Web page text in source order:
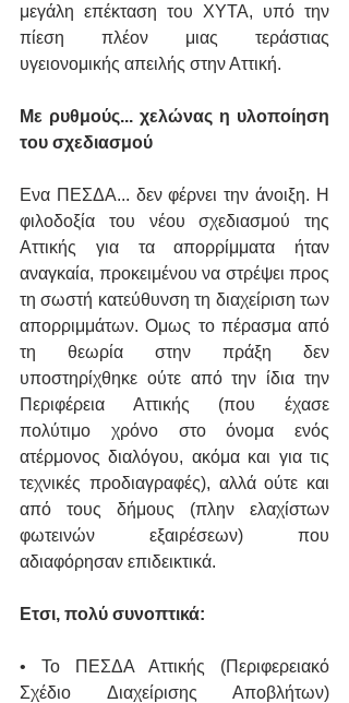
μεγάλη επέκταση του ΧΥΤΑ, υπό την
πίεση πλέον μιας τεράστιας
υγειονομικής απειλής στην Αττική.
Με ρυθμούς... χελώνας η υλοποίηση
του σχεδιασμού
Ενα ΠΕΣΔΑ... δεν φέρνει την άνοιξη. Η
φιλοδοξία του νέου σχεδιασμού της
Αττικής για τα απορρίμματα ήταν
αναγκαία, προκειμένου να στρέψει προς
τη σωστή κατεύθυνση τη διαχείριση των
απορριμμάτων. Ομως το πέρασμα από
τη θεωρία στην πράξη δεν
υποστηρίχθηκε ούτε από την ίδια την
Περιφέρεια Αττικής (που έχασε
πολύτιμο χρόνο στο όνομα ενός
ατέρμονος διαλόγου, ακόμα και για τις
τεχνικές προδιαγραφές), αλλά ούτε και
από τους δήμους (πλην ελαχίστων
φωτεινών εξαιρέσεων) που
αδιαφόρησαν επιδεικτικά.
Ετσι, πολύ συνοπτικά:
• Το ΠΕΣΔΑ Αττικής (Περιφερειακό
Σχέδιο Διαχείρισης Αποβλήτων)